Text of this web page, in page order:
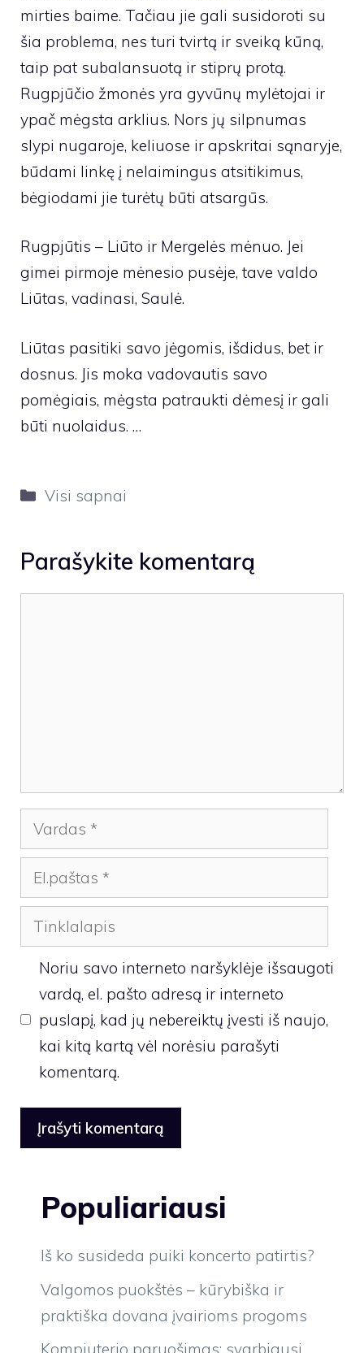
mirties baime. Tačiau jie gali susidoroti su
šia problema, nes turi tvirtą ir sveiką kūną,
taip pat subalansuotą ir stiprų protą.
Rugpjūčio žmonės yra gyvūnų mylėtojai ir
ypač mėgsta arklius. Nors jų silpnumas
slypi nugaroje, keliuose ir apskritai sąnaryje,
būdami linkę į nelaimingus atsitikimus,
bėgiodami jie turėtų būti atsargūs.
Rugpjūtis – Liūto ir Mergelės mėnuo. Jei
gimei pirmoje mėnesio pusėje, tave valdo
Liūtas, vadinasi, Saulė.
Liūtas pasitiki savo jėgomis, išdidus, bet ir
dosnus. Jis moka vadovautis savo
pomėgiais, mėgsta patraukti dėmesį ir gali
būti nuolaidus. …
Kategorijos
Visi sapnai
Parašykite komentarą
Vardas
El.paštas
Tinklalapis
Noriu savo interneto naršyklėje išsaugoti
vardą, el. pašto adresą ir interneto
puslapį, kad jų nebereiktų įvesti iš naujo,
kai kitą kartą vėl norėsiu parašyti
komentarą.
Populiariausi
Iš ko susideda puiki koncerto patirtis?
Valgomos puokštės – kūrybiška ir
praktiška dovana įvairioms progoms